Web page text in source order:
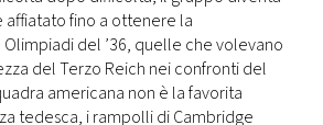
affiatato fino a ottenere la
del ’36, quelle che volevano
del Terzo Reich nei confronti del
americana non è la favorita
tedesca, i rampolli di Cambridge